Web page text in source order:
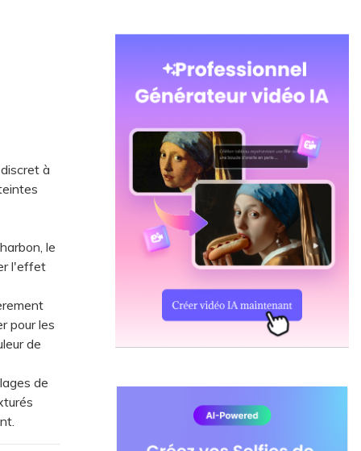
à
le
l'effet
pour les
de
de